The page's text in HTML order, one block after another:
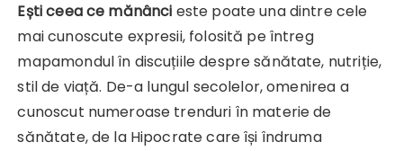
Ești ceea ce mănânci este poate una dintre cele
mai cunoscute expresii, folosită pe întreg
mapamondul în discuțiile despre sănătate, nutriție,
stil de viață. De-a lungul secolelor, omenirea a
cunoscut numeroase trenduri în materie de
sănătate, de la Hipocrate care își îndruma